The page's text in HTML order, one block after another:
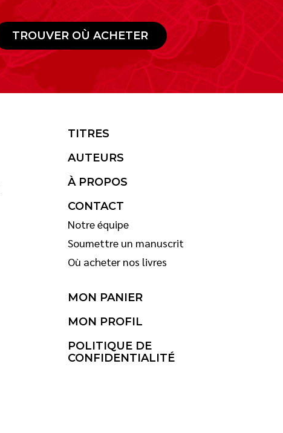
TROUVER OÙ ACHETER
TITRES
AUTEURS
À PROPOS
CONTACT
Notre équipe
Soumettre un manuscrit
Où acheter nos livres
MON PANIER
MON PROFIL
POLITIQUE DE
CONFIDENTIALITÉ